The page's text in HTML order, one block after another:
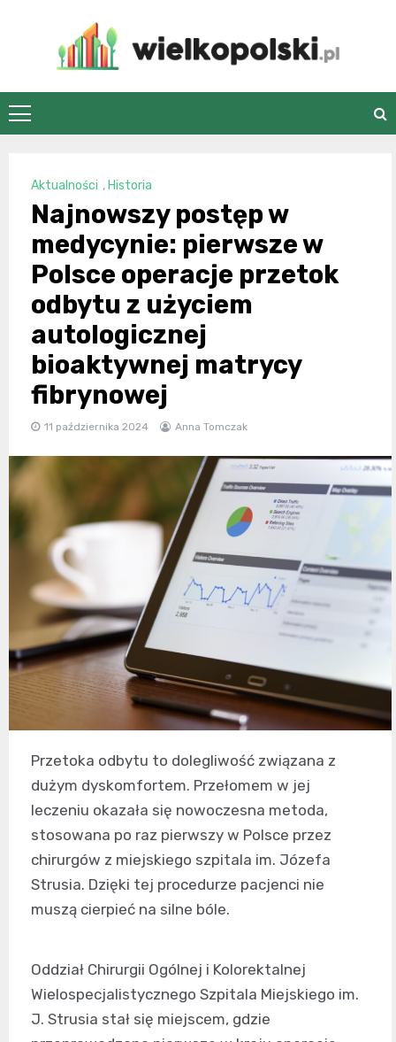
wielkopolski.pl
Aktualności , Historia
Najnowszy postęp w
medycynie: pierwsze w
Polsce operacje przetok
odbytu z użyciem
autologicznej
bioaktywnej matrycy
fibrynowej
11 października 2024 Anna Tomczak
Przetoka odbytu to dolegliwość związana z
dużym dyskomfortem. Przełomem w jej
leczeniu okazała się nowoczesna metoda,
stosowana po raz pierwszy w Polsce przez
chirurgów z miejskiego szpitala im. Józefa
Strusia. Dzięki tej procedurze pacjenci nie
muszą cierpieć na silne bóle.
Oddział Chirurgii Ogólnej i Kolorektalnej
Wielospecjalistycznego Szpitala Miejskiego im.
J. Strusia stał się miejscem, gdzie